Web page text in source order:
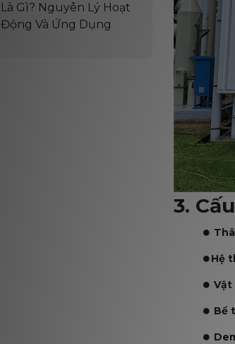
3.
⏺️
⏺️Hệ
⏺️ Vật
⏺️ Bể
⏺️
Là Gì? Nguyên Lý Hoạt
Động Và Ứng Dụng